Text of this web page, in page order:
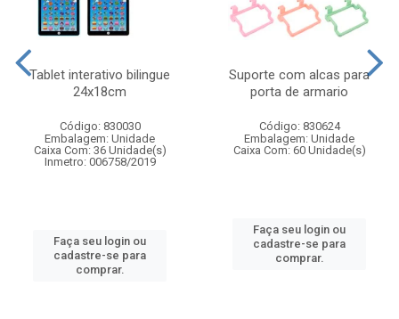
Tablet interativo bilingue
24x18cm
Código: 830030
Embalagem: Unidade
Caixa Com: 36 Unidade(s)
Inmetro: 006758/2019
Faça seu login ou
cadastre-se para
comprar.
Suporte com alcas para
porta de armario
Código: 830624
Embalagem: Unidade
Caixa Com: 60 Unidade(s)
Faça seu login ou
cadastre-se para
comprar.